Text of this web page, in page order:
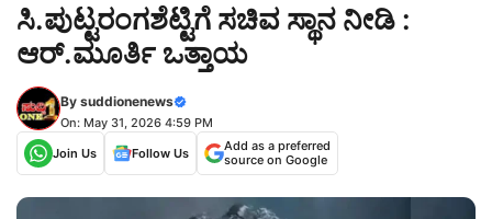
ಸಿ.ಪುಟ್ಟರಂಗಶೆಟ್ಟಿಗೆ ಸಚಿವ ಸ್ಥಾನ ನೀಡಿ :
ಆರ್.ಮೂರ್ತಿ ಒತ್ತಾಯ
By suddionenews
On: May 31, 2026 4:59 PM
Join Us
Follow Us
Add as a preferred
source on Google